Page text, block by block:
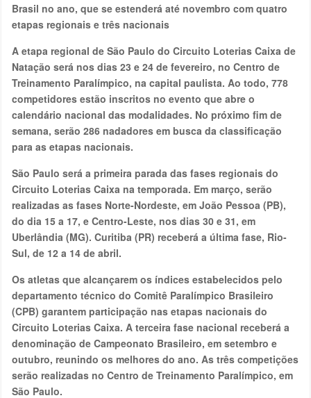
Brasil no ano, que se estenderá até novembro com quatro
etapas regionais e três nacionais
A etapa regional de São Paulo do Circuito Loterias Caixa de
Natação será nos dias 23 e 24 de fevereiro, no Centro de
Treinamento Paralímpico, na capital paulista. Ao todo, 778
competidores estão inscritos no evento que abre o
calendário nacional das modalidades. No próximo fim de
semana, serão 286 nadadores em busca da classificação
para as etapas nacionais.
São Paulo será a primeira parada das fases regionais do
Circuito Loterias Caixa na temporada. Em março, serão
realizadas as fases Norte-Nordeste, em João Pessoa (PB),
do dia 15 a 17, e Centro-Leste, nos dias 30 e 31, em
Uberlândia (MG). Curitiba (PR) receberá a última fase, Rio-
Sul, de 12 a 14 de abril.
Os atletas que alcançarem os índices estabelecidos pelo
departamento técnico do Comitê Paralímpico Brasileiro
(CPB) garantem participação nas etapas nacionais do
Circuito Loterias Caixa. A terceira fase nacional receberá a
denominação de Campeonato Brasileiro, em setembro e
outubro, reunindo os melhores do ano. As três competições
serão realizadas no Centro de Treinamento Paralímpico, em
São Paulo.